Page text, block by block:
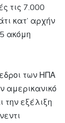
τις 7.000
κατ’ αρχήν
ακόμη
των ΗΠΑ
αμερικανικό
την εξέλιξη